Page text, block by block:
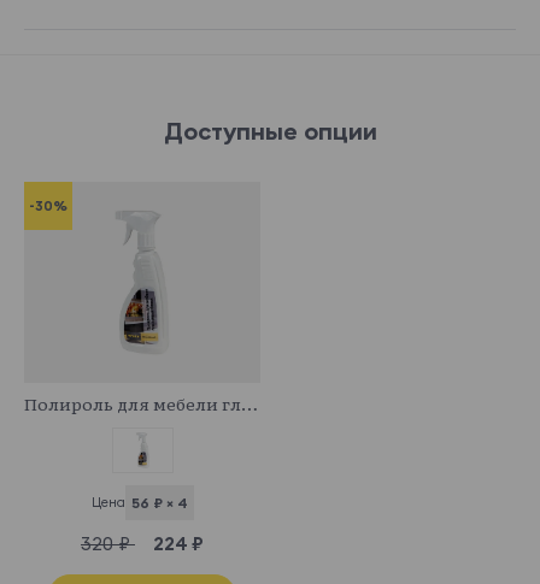
Доступные опции
-30%
Полироль для мебели глянцевый
Цена 56 ₽ × 4
320 ₽ 224 ₽